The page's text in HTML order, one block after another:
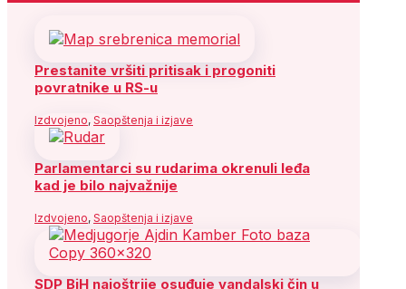
Prestanite vršiti pritisak i progoniti
povratnike u RS-u
Izdvojeno, Saopštenja i izjave
Parlamentarci su rudarima okrenuli leđa
kad je bilo najvažnije
Izdvojeno, Saopštenja i izjave
SDP BiH najoštrije osuđuje vandalski čin u